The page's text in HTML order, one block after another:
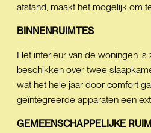
afstand, maakt het mogelijk om
BINNENRUIMTES
Het interieur van de woningen
beschikken over twee
wat het hele jaar door comfort
geïntegreerde apparaten een
GEMEENSCHAPPELIJKE